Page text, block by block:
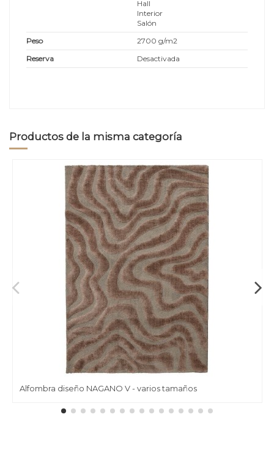
Hall
Interior
Salón
Peso
2700 g/m2
Reserva
Desactivada
Productos de la misma categoría
Alfombra diseño NAGANO V - varios tamaños